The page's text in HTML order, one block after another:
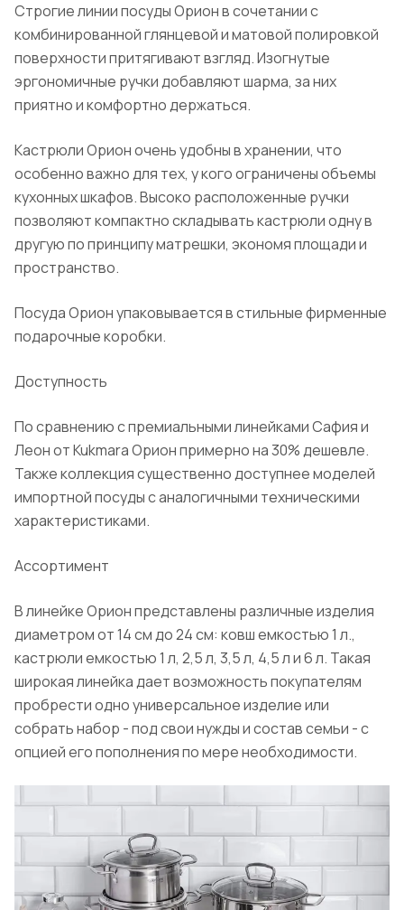
Строгие линии посуды Орион в сочетании с
комбинированной глянцевой и матовой полировкой
поверхности притягивают взгляд. Изогнутые
эргономичные ручки добавляют шарма, за них
приятно и комфортно держаться.
Кастрюли Орион очень удобны в хранении, что
особенно важно для тех, у кого ограничены объемы
кухонных шкафов. Высоко расположенные ручки
позволяют компактно складывать кастрюли одну в
другую по принципу матрешки, экономя площади и
пространство.
Посуда Орион упаковывается в стильные фирменные
подарочные коробки.
Доступность
По сравнению с премиальными линейками Сафия и
Леон от Kukmara Орион примерно на 30% дешевле.
Также коллекция существенно доступнее моделей
импортной посуды с аналогичными техническими
характеристиками.
Ассортимент
В линейке Орион представлены различные изделия
диаметром от 14 см до 24 см: ковш емкостью 1 л.,
кастрюли емкостью 1 л, 2,5 л, 3,5 л, 4,5 л и 6 л. Такая
широкая линейка дает возможность покупателям
пробрести одно универсальное изделие или
собрать набор - под свои нужды и состав семьи - с
опцией его пополнения по мере необходимости.